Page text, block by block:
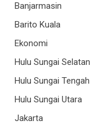
Banjarmasin
Barito Kuala
Ekonomi
Hulu Sungai Selatan
Hulu Sungai Tengah
Hulu Sungai Utara
Jakarta